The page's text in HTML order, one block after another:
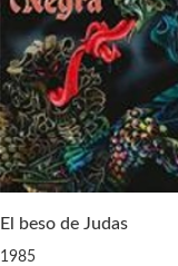
El beso de Judas
1985